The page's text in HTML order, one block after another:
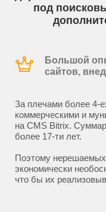
под
Большой
сайтов,
За плечами более 4-
коммерческими и
на CMS Bitrix.
более 17-ти лет.
Поэтому
экономически
что бы их